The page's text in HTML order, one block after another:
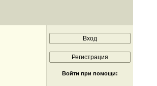
Войти при помощи: